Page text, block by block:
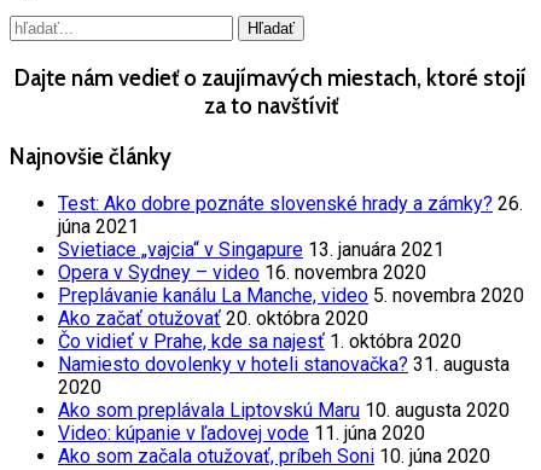
Dajte nám vedieť o zaujímavých miestach, ktoré stojí
za to navštíviť
Najnovšie články
Test: Ako dobre poznáte slovenské hrady a zámky? 26.
júna 2021
Svietiace „vajcia“ v Singapure 13. januára 2021
Opera v Sydney – video 16. novembra 2020
Preplávanie kanálu La Manche, video 5. novembra 2020
Ako začať otužovať 20. októbra 2020
Čo vidieť v Prahe, kde sa najesť 1. októbra 2020
Namiesto dovolenky v hoteli stanovačka? 31. augusta
2020
Ako som preplávala Liptovskú Maru 10. augusta 2020
Video: kúpanie v ľadovej vode 11. júna 2020
Ako som začala otužovať, príbeh Soni 10. júna 2020